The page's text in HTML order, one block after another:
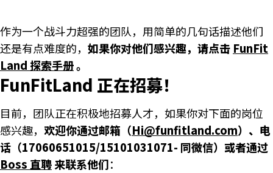
作为一个战斗力超强的团队，用简单的几句话描述他们
还是有点难度的， 如果你对他们感兴趣，请点击 FunFit
Land 探索手册。
FunFitLand 正在招募！
目前，团队正在积极地招募人才，如果你对下面的岗位
感兴趣， 欢迎你通过邮箱（Hi@funfitland.com）、电
话（17060651015/15101031071- 同微信）或者通过
Boss 直聘来联系他们：